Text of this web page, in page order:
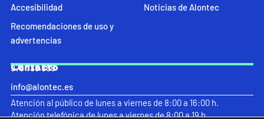
Accesibilidad
Recomendaciones de uso y
advertencias
Noticias de Alontec
Contacto
976 735 569
info@alontec.es
Atención al público de lunes a viernes de 8:00 a 16:00 h.
Atención telefónica de lunes a viernes de 8:00 a 19 h.